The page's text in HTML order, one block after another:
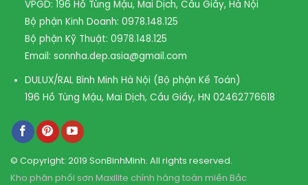
VPGD: 196 Hồ Tùng Mậu, Mai Dịch, Cầu Giấy, Hà Nội
Bộ phận Kinh Doanh: 0978.148.125
Bộ phận Kỹ Thuật: 0978.148.125
Email: sonnha.dep.asia@gmail.com
DULUX/RAL Bình Minh Hà Nội (Bộ phận Kế Toán)
196 Hồ Tùng Mậu, Mai Dịch, Cầu Giấy, HN 02462776618
© Copyright: 2019 SonBinhMinh. All rights reserved.
Kho phân phối sơn Maxilite chính hãng toàn miền Bắc